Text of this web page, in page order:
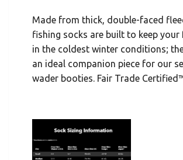
Made from thick, double-faced
fishing socks are built to keep your
in the coldest winter conditions;
an ideal companion piece for our
wader booties. Fair Trade